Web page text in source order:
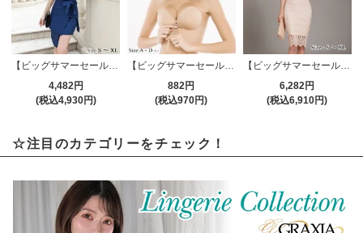
【ビッグサマーセール対象品】レーストップスとラップスカートのツーピースドレス(キャバドレス・CABARETDRESS)
4,482円
(税込4,930円)
【ビッグサマーセール対象品】バストが盛れるヌードブラ(NUDEBRA)
882円
(税込970円)
【ビッグサマーセール対象品】異素材レイヤードで華やかなミモレ丈ワンピース(キャバドレス・CABARETDRESS)
6,282円
(税込6,910円)
☆注目のカテゴリーをチェック！